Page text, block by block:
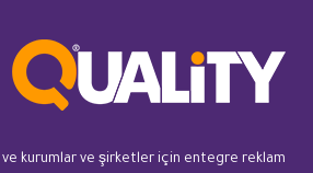
ve kurumlar ve şirketler için entegre reklam